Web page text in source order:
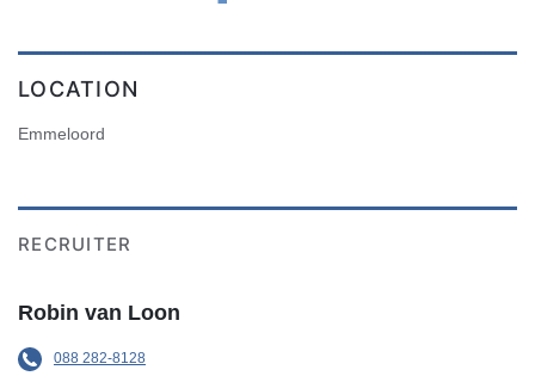
LOCATION
Emmeloord
RECRUITER
Robin van Loon
088 282-8128